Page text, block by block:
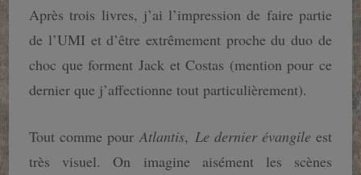
Après trois livres, j’ai l’impression de faire partie
de l’UMI et d’être extrêmement proche du duo de
choc que forment Jack et Costas (mention pour ce
dernier que j’affectionne tout particulièrement).
Tout comme pourAtlantis, Le dernier évangile est
très visuel. On imagine aisément les scènes